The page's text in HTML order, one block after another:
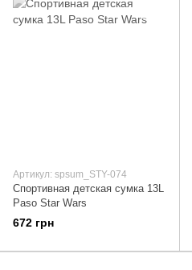
Артикул: spsum_STY-074
Cпортивная детская сумка 13L
Paso Star Wars
672 грн